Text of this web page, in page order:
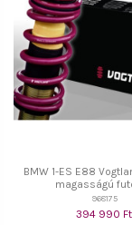
BMW 1-ES E88
magasságú
968175
394 990 Ft